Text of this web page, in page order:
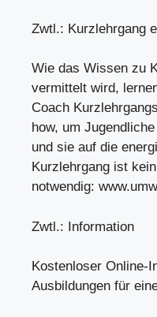
Zwtl.: Kurzlehrgang
Wie das Wissen zu
vermittelt wird,
Coach
how, um
und sie auf die
Kurzlehrgang ist
notwendig:
Zwtl.: Information
Kostenloser Online-
Ausbildungen für